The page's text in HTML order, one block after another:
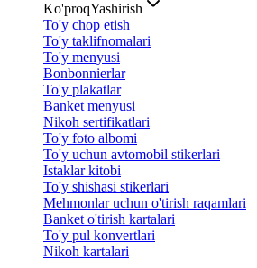
Ko'proqYashirish
To'y chop etish
To'y taklifnomalari
To'y menyusi
Bonbonnierlar
To'y plakatlar
Banket menyusi
Nikoh sertifikatlari
To'y foto albomi
To'y uchun avtomobil stikerlari
Istaklar kitobi
To'y shishasi stikerlari
Mehmonlar uchun o'tirish raqamlari
Banket o'tirish kartalari
To'y pul konvertlari
Nikoh kartalari